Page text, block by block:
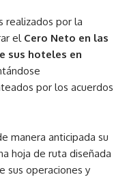
realizados por la
el Cero Neto en las
sus hoteles en
por los acuerdos
manera anticipada su
hoja de ruta diseñada
sus operaciones y